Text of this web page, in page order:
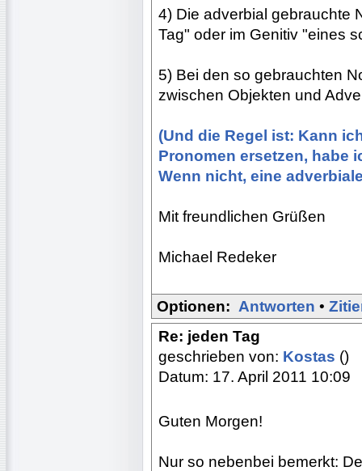
4) Die adverbial gebrauchte
Tag" oder im Genitiv "eines
5) Bei den so gebrauchten
zwischen Objekten und
(Und die Regel ist: Kann
Pronomen ersetzen, habe
Wenn nicht, eine
Mit freundlichen Grüßen
Michael Redeker
Optionen: Antworten •
Re: jeden Tag
geschrieben von: Kostas ()
Datum: 17. April 2011 10:09
Guten Morgen!
Nur so nebenbei bemerkt: